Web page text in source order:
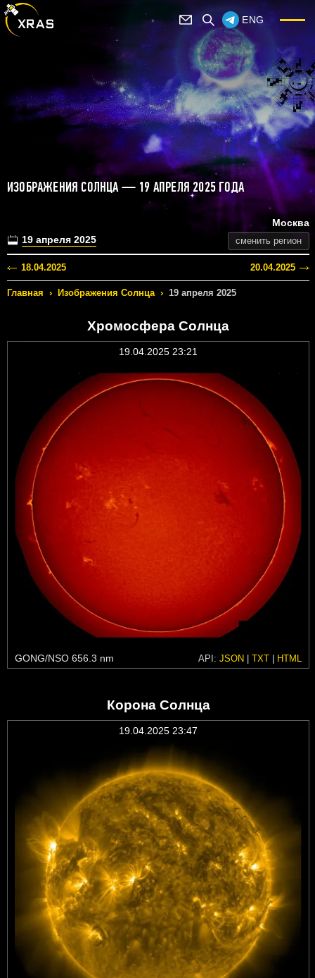
ENG
ИЗОБРАЖЕНИЯ СОЛНЦА — 19 АПРЕЛЯ 2025 ГОДА
19 апреля 2025
Москва
сменить регион
18.04.2025 20.04.2025
Главная › Изображения Солнца › 19 апреля 2025
Хромосфера Солнца
19.04.2025 23:21
GONG/NSO 656.3 nm API: JSON | TXT | HTML
Корона Солнца
19.04.2025 23:47